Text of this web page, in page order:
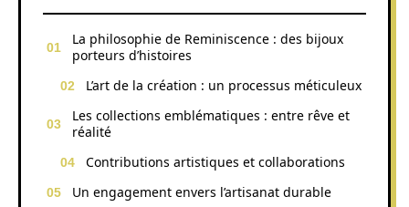
La philosophie de Reminiscence : des bijoux
porteurs d’histoires
L’art de la création : un processus méticuleux
Les collections emblématiques : entre rêve et
réalité
Contributions artistiques et collaborations
Un engagement envers l’artisanat durable